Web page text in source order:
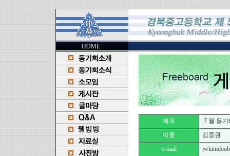
HOME
제목
7 월 동기
이름
김종원
e-mail